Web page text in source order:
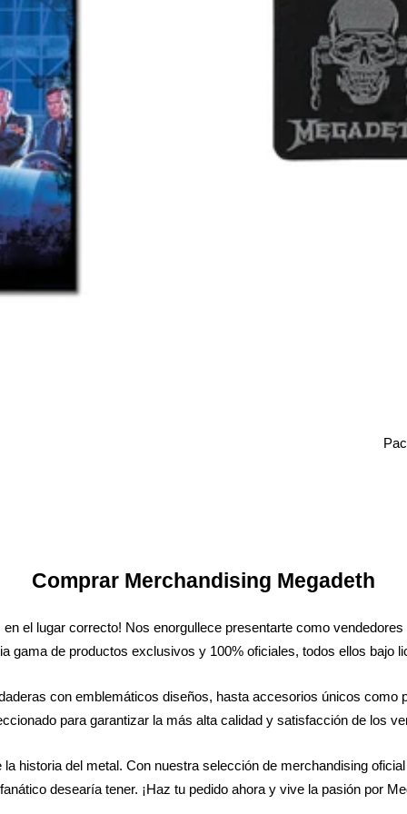
Comprar Merchandising Megadeth
el lugar correcto! Nos enorgullece presentarte como
gama de productos exclusivos y 100% oficiales, todos ellos bajo
con emblemáticos diseños, hasta accesorios únicos
para garantizar la más alta calidad y satisfacción de los
historia del metal. Con nuestra selección de merchandising
desearía tener. ¡Haz tu pedido ahora y vive la pasión por